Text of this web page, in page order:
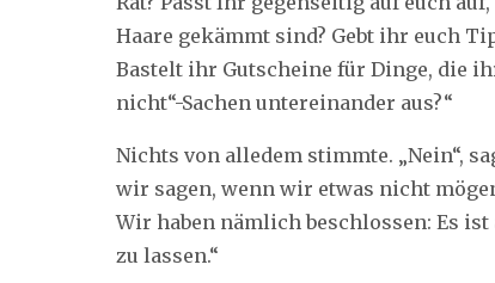
Haare gekämmt sind? Gebt ihr euch
Bastelt ihr Gutscheine für Dinge, die
nicht“-Sachen untereinander aus?“
Nichts von alledem stimmte. „Nein“,
wir sagen, wenn wir etwas nicht
Wir haben nämlich beschlossen: Es
zu lassen.“